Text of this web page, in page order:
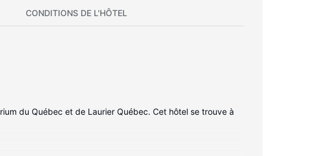
CONDITIONS DE L'HÔTEL
du Québec et de Laurier Québec. Cet hôtel se trouve à